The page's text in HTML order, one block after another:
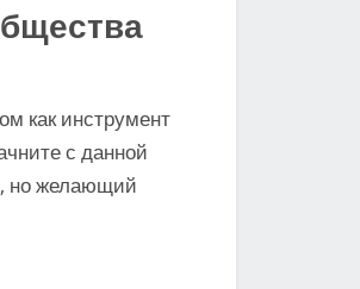
как инструмент
с данной
но желающий